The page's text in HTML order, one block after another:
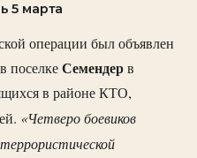
5 марта
операции был объявлен
поселкеСемендерв
в районе КТО,
«Четверо боевиков